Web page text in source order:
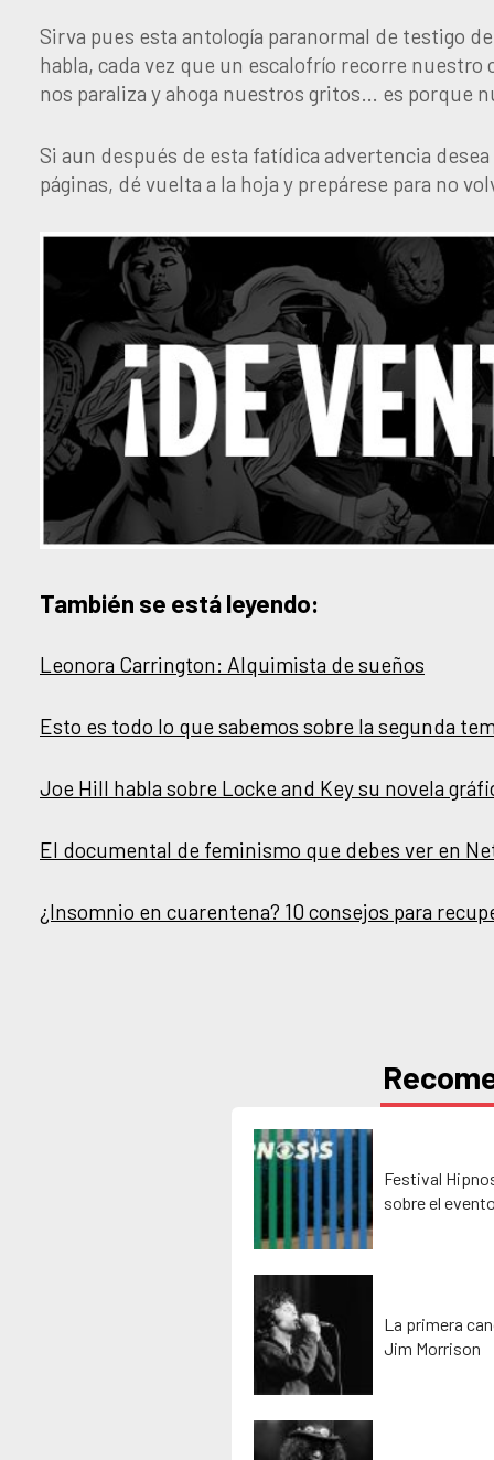
Sirva pues esta antología paranormal de testigo
habla, cada vez que un escalofrío recorre
nos paraliza y ahoga nuestros gritos… es porque
Si aun después de esta fatídica advertencia
páginas, dé vuelta a la hoja y prepárese para no
También se está leyendo:
Leonora Carrington: Alquimista de sueños
Esto es todo lo que sabemos sobre la segunda
Joe Hill habla sobre Locke and Key su novela
El documental de feminismo que debes ver en
¿Insomnio en cuarentena? 10 consejos para
Festival
sobre el
La primera
Jim Morrison